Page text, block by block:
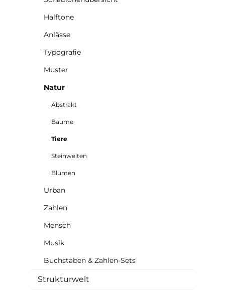
Halftone
Anlässe
Typografie
Muster
Natur
Abstrakt
Bäume
Tiere
Steinwelten
Blumen
Urban
Zahlen
Mensch
Musik
Buchstaben & Zahlen-Sets
Strukturwelt